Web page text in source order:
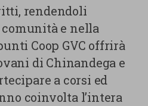
rendendoli
e nella
Coop GVC offrirà
di Chinandega e
a corsi ed
coinvolta l’intera